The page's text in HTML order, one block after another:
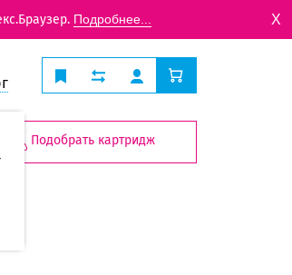
Подробнее... X
Подобрать картридж